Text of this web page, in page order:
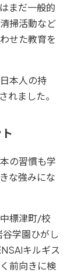
まだ一般的
掃活動など
せた教育を
本人の持
れました。
の習慣も学
な強みにな
標津町/校
学園ひがし
キルギス
前向きに検